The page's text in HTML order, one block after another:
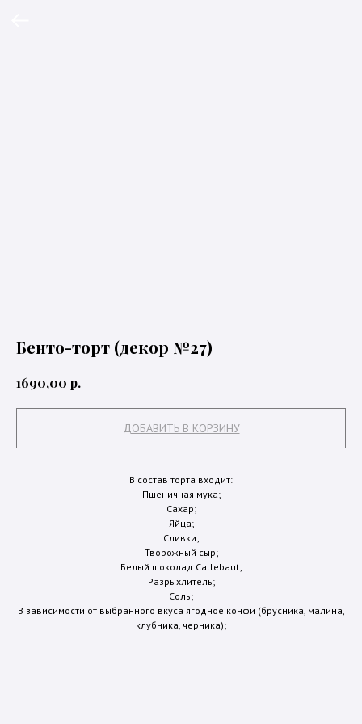
Бенто-торт (декор №27)
1690,00 р.
ДОБАВИТЬ В КОРЗИНУ
В состав торта входит:
Пшеничная мука;
Сахар;
Яйца;
Сливки;
Творожный сыр;
Белый шоколад Callebaut;
Разрыхлитель;
Соль;
В зависимости от выбранного вкуса ягодное конфи (брусника, малина,
клубника, черника);